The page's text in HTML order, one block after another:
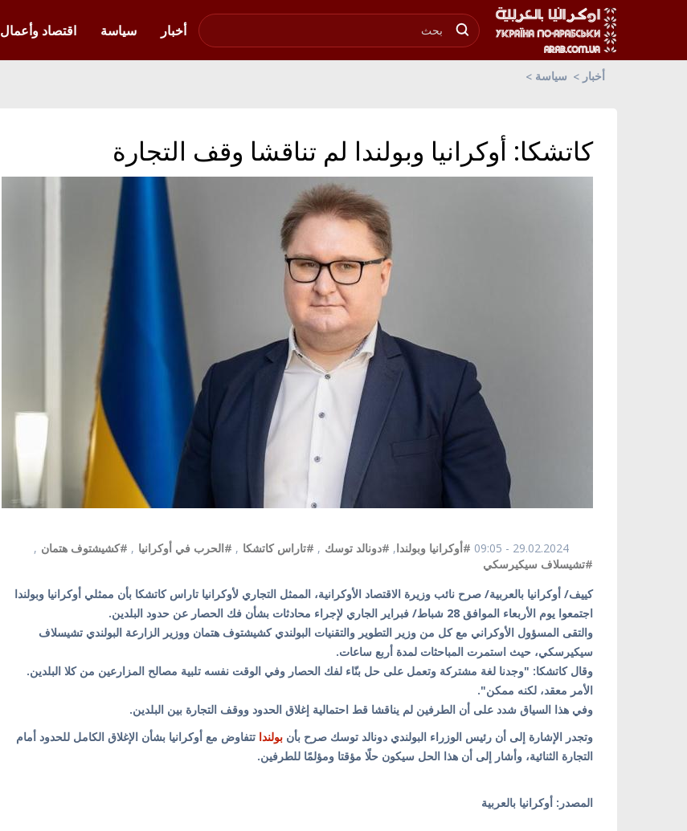
أخبار
سياسة اقتصاد وأعمال
أخبار سياسة
كاتشكا: أوكرانيا وبولندا لم تناقشا وقف التجارة
29.02.2024 - 09:05 #أوكرانيا وبولندا, #دونالد توسك , #تاراس كاتشكا , #الحرب في أوكرانيا , #كشيشتوف هتمان ,
#تشيسلاف سيكيرسكي
كييف/ أوكرانيا بالعربية/ صرح نائب وزيرة الاقتصاد الأوكرانية، الممثل التجاري لأوكرانيا تاراس كاتشكا بأن ممثلي أوكرانيا وبولندا
اجتمعوا يوم الأربعاء الموافق 28 شباط/ فبراير الجاري لإجراء محادثات بشأن فك الحصار عن حدود البلدين.
والتقى المسؤول الأوكراني مع كل من وزير التطوير والتقنيات البولندي كشيشتوف هتمان ووزير الزارعة البولندي تشيسلاف
سيكيرسكي، حيث استمرت المباحثات لمدة أربع ساعات.
وقال كاتشكا: "وجدنا لغة مشتركة وتعمل على حل بنّاء لفك الحصار وفي الوقت نفسه تلبية مصالح المزارعين من كلا البلدين.
الأمر معقد، لكنه ممكن".
وفي هذا السياق شدد على أن الطرفين لم يناقشا قط احتمالية إغلاق الحدود ووقف التجارة بين البلدين.
وتجدر الإشارة إلى أن رئيس الوزراء البولندي دونالد توسك صرح بأن بولندا تتفاوض مع أوكرانيا بشأن الإغلاق الكامل للحدود أمام
التجارة الثنائية، وأشار إلى أن هذا الحل سيكون حلًا مؤقتا ومؤلمًا للطرفين.
المصدر: أوكرانيا بالعربية